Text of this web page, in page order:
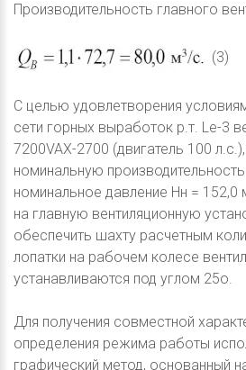
Производительность главного
(3)
С целью удовлетворения
сети горных выработок р.т. Le-3
7200VAX-2700 (двигатель 100
номинальную
номинальное давление Hн = 152,0
на главную вентиляционную
обеспечить шахту расчетным
лопатки на рабочем колесе
устанавливаются под углом 25о.
Для получения совместной
определения режима работы
графический метод, основанный